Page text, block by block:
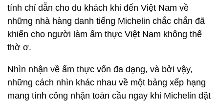
tính chỉ dẫn cho du khách khi đến Việt Nam về
những nhà hàng danh tiếng Michelin chắc chắn đã
khiến cho người làm ẩm thực Việt Nam không thể
thờ ơ.
Nhìn nhận về ẩm thực vốn đa dạng, và bởi vậy,
những cách nhìn khác nhau về một bảng xếp hạng
mang tính công nhận toàn cầu ngay khi Michelin đặt